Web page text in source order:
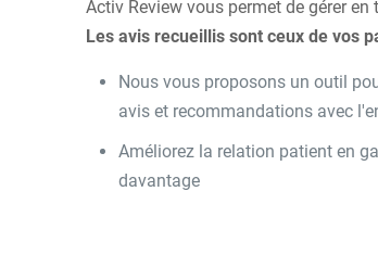
Activ Review vous permet de gérer
Les avis recueillis sont ceux de vos
Nous vous proposons un outil
avis et recommandations avec
Améliorez la relation patient en
davantage